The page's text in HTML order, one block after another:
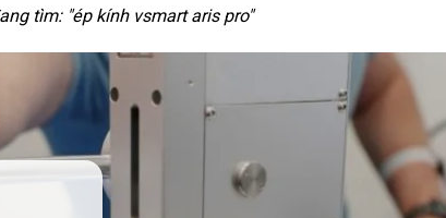
tìm: "ép kính vsmart aris pro"